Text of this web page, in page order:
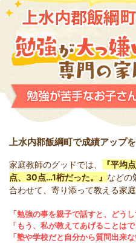
上水内郡飯綱町
上水内郡飯綱町で成績アップ
家庭教師のグッドでは、
『平均
点、30点…1桁だった。』 などの
合わせて、寄り添って教える家庭
「勉強の事を親子で話すと、どう
「もう、私が教えてあげることはで
「塾や学校だと自分から質問出来な